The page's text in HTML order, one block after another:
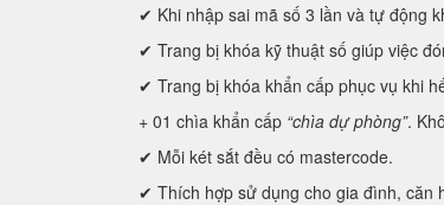
✔ Khi nhập sai mã số 3 lần và tự động
✔ Trang bị khóa kỹ thuật số giúp việc
✔ Trang bị khóa khẩn cấp phục vụ khi
+ 01 chìa khẩn cấp “chìa dự phòng”.
✔ Mỗi két sắt đều có mastercode.
✔ Thích hợp sử dụng cho gia đình, căn